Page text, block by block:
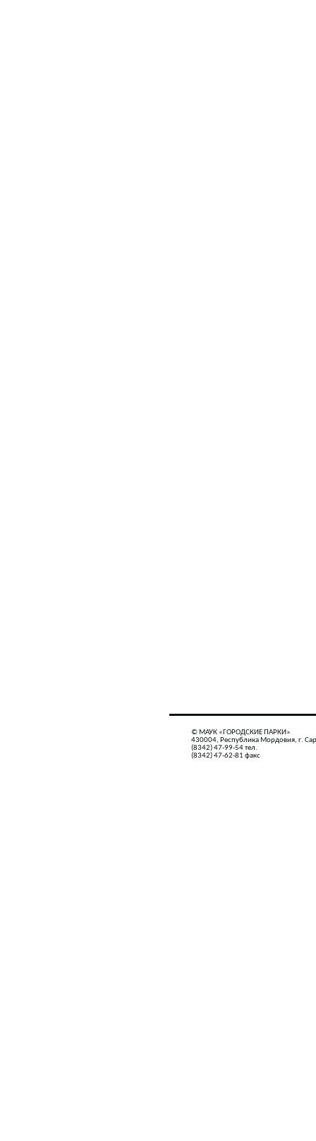
© МАУК «ГОРОДСКИЕ ПАРКИ»
430004, Республика Мордовия, г.
(8342) 47-99-54 тел.
(8342) 47-62-81 факс